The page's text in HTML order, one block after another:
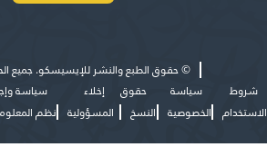
©حقوق الطبع والنشر للإيسيسكو. جميع
شروط
الاستخدام
سياسة
الخصوصية
حقوق
النسخ
إخلاء
المسؤولية
سياسة
نظم